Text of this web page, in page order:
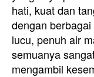
hati, kuat dan
dengan
lucu, penuh air
semuanya
mengambil